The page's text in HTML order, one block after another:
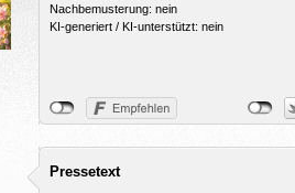
Nachbemusterung: nein
KI-generiert / KI-unterstützt: nein
Pressetext